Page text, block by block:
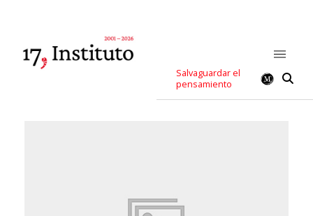
Salvaguardar el
pensamiento